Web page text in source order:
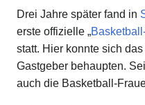
Drei Jahre später fand in
erste offizielle „
statt. Hier konnte sich
Gastgeber behaupten.
auch die Basketball-